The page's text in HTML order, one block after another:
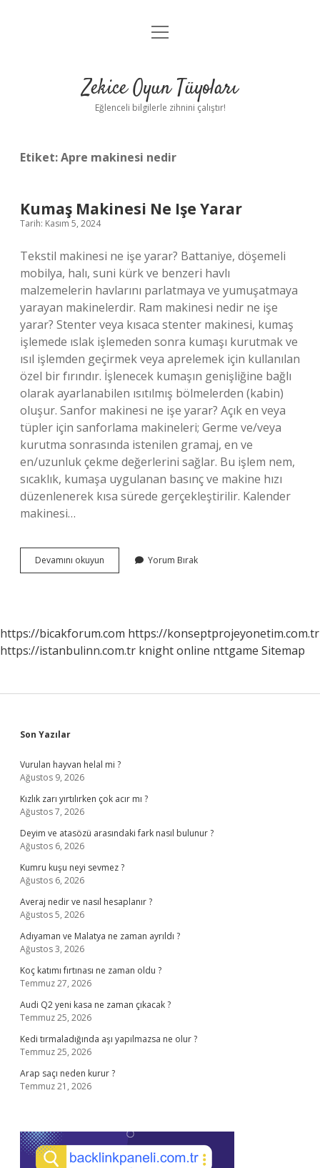
Anasayfa
Yasal Uyarı
menüyü
Zekice Oyun Tüyoları
Eğlenceli bilgilerle zihnini çalıştır!
Etiket:Apre makinesi nedir
Kumaş Makinesi Ne Işe Yarar
Tarih: Kasım 5, 2024
Tekstil makinesi ne işe yarar? Battaniye, döşemeli
mobilya, halı, suni kürk ve benzeri havlı
malzemelerin havlarını parlatmaya ve yumuşatmaya
yarayan makinelerdir. Ram makinesi nedir ne işe
yarar? Stenter veya kısaca stenter makinesi, kumaş
işlemede ıslak işlemeden sonra kumaşı kurutmak ve
ısıl işlemden geçirmek veya aprelemek için kullanılan
özel bir fırındır. İşlenecek kumaşın genişliğine bağlı
olarak ayarlanabilen ısıtılmış bölmelerden (kabin)
oluşur. Sanfor makinesi ne işe yarar? Açık en veya
tüpler için sanforlama makineleri; Germe ve/veya
kurutma sonrasında istenilen gramaj, en ve
en/uzunluk çekme değerlerini sağlar. Bu işlem nem,
sıcaklık, kumaşa uygulanan basınç ve makine hızı
düzenlenerek kısa sürede gerçekleştirilir. Kalender
makinesi…
Devamını okuyun
Makinesi
Yorum Bırak
https://bicakforum.com https://konseptprojeyonetim.com.tr
https://istanbulinn.com.tr knight online nttgame Sitemap
Sidebar
Son Yazılar
Vurulan hayvan helal mi ?
Ağustos 9, 2026
Kızlık zarı yırtılırken çok acır mı ?
Ağustos 7, 2026
Deyim ve atasözü arasındaki fark nasıl bulunur ?
Ağustos 6, 2026
Kumru kuşu neyi sevmez ?
Ağustos 6, 2026
Averaj nedir ve nasıl hesaplanır ?
Ağustos 5, 2026
Adıyaman ve Malatya ne zaman ayrıldı ?
Ağustos 3, 2026
Koç katımı fırtınası ne zaman oldu ?
Temmuz 27, 2026
Audi Q2 yeni kasa ne zaman çıkacak ?
Temmuz 25, 2026
Kedi tırmaladığında aşı yapılmazsa ne olur ?
Temmuz 25, 2026
Arap saçı neden kurur ?
Temmuz 21, 2026